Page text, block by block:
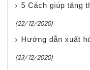
5 Cách giúp tăng
(22/12/2020)
Hướng dẫn xuất
(23/12/2020)